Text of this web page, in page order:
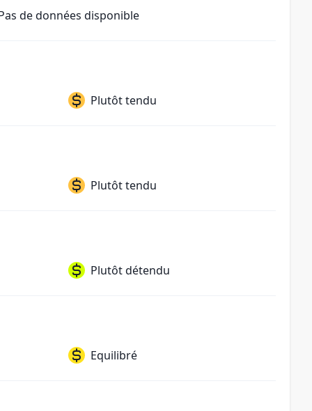
de données disponible
Plutôt tendu
Plutôt tendu
Plutôt détendu
Equilibré